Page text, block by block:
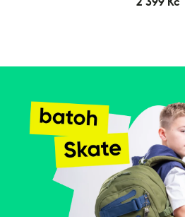
2 399 Kč